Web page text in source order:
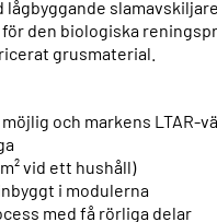
den biologiska
grusmaterial.
och markens LTAR-
vid ett hushåll)
i modulerna
med få rörliga delar